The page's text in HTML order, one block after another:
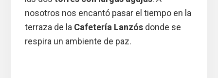
nosotros nos encantó pasar el tiempo en la
terraza de la Cafetería Lanzósdonde se
respira un ambiente de paz.